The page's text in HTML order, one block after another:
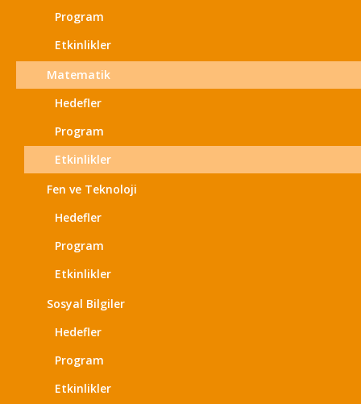
Program
Etkinlikler
Matematik
Hedefler
Program
Etkinlikler
Fen ve Teknoloji
Hedefler
Program
Etkinlikler
Sosyal Bilgiler
Hedefler
Program
Etkinlikler